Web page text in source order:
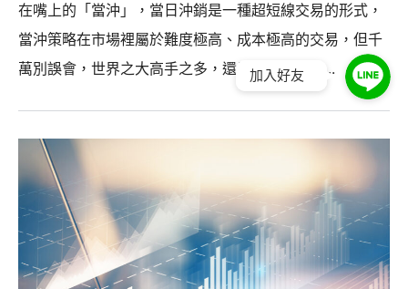
在嘴上的「當沖」，當日沖銷是一種超短線交易的形式，
當沖策略在市場裡屬於難度極高、成本極高的交易，但千
萬別誤會，世界之大高手之多，還是有很多高手...
加入好友